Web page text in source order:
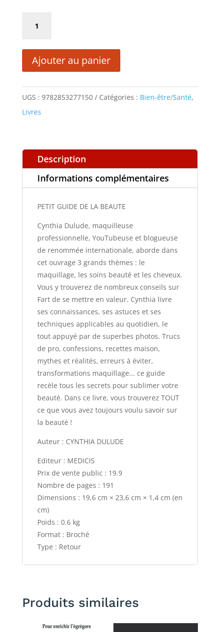
19,90 €.9,95 €.
PETIT
GUIDE
LA
BEAUTE
Ajouter au panier
UGS : 9782853277150 Catégories : Bien-être/Santé,
Livres
Description
Informations complémentaires
PETIT GUIDE DE LA BEAUTE
Cynthia Dulude, maquilleuse
professionnelle, YouTubeuse et blogueuse
de renommée internationale, aborde dans
cet ouvrage 3 grands thèmes : le
maquillage, les soins beauté et les cheveux.
Vous y trouverez de nombreux conseils sur
Fart de se mettre en valeur. Cynthia livre
ses connaissances, ses astuces et ses
techniques applicables au quotidien, le
tout appuyé par de superbes photos. Trucs
de pro, confessions, recettes maison,
mythes et réalités, erreurs à éviter,
transformations maquillage... ce guide
recèle tous les secrets pour sublimer votre
beauté. Dans ce livre, vous trouverez TOUT
ce que vous avez toujours voulu savoir sur
la beauté !
Auteur : CYNTHIA DULUDE
Editeur : MEDICIS
Prix de vente public : 19.9
Nombre de pages : 191
Dimensions : 19,6 cm × 23,6 cm × 1,4 cm (en
cm)
Poids : 0.6 kg
Format : Broché
Type : Retour
Produits similaires